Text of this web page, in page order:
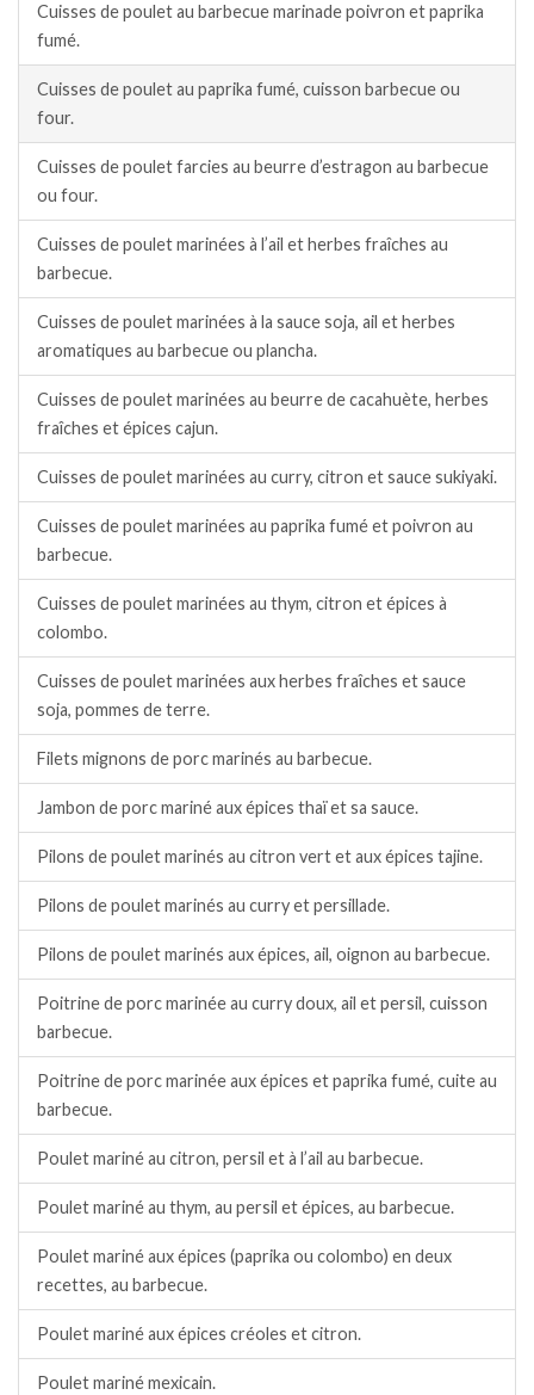
Cuisses de poulet au barbecue marinade poivron et paprika
fumé.
Cuisses de poulet au paprika fumé, cuisson barbecue ou
four.
Cuisses de poulet farcies au beurre d’estragon au barbecue
ou four.
Cuisses de poulet marinées à l’ail et herbes fraîches au
barbecue.
Cuisses de poulet marinées à la sauce soja, ail et herbes
aromatiques au barbecue ou plancha.
Cuisses de poulet marinées au beurre de cacahuète, herbes
fraîches et épices cajun.
Cuisses de poulet marinées au curry, citron et sauce sukiyaki.
Cuisses de poulet marinées au paprika fumé et poivron au
barbecue.
Cuisses de poulet marinées au thym, citron et épices à
colombo.
Cuisses de poulet marinées aux herbes fraîches et sauce
soja, pommes de terre.
Filets mignons de porc marinés au barbecue.
Jambon de porc mariné aux épices thaï et sa sauce.
Pilons de poulet marinés au citron vert et aux épices tajine.
Pilons de poulet marinés au curry et persillade.
Pilons de poulet marinés aux épices, ail, oignon au barbecue.
Poitrine de porc marinée au curry doux, ail et persil, cuisson
barbecue.
Poitrine de porc marinée aux épices et paprika fumé, cuite au
barbecue.
Poulet mariné au citron, persil et à l’ail au barbecue.
Poulet mariné au thym, au persil et épices, au barbecue.
Poulet mariné aux épices (paprika ou colombo) en deux
recettes, au barbecue.
Poulet mariné aux épices créoles et citron.
Poulet mariné mexicain.